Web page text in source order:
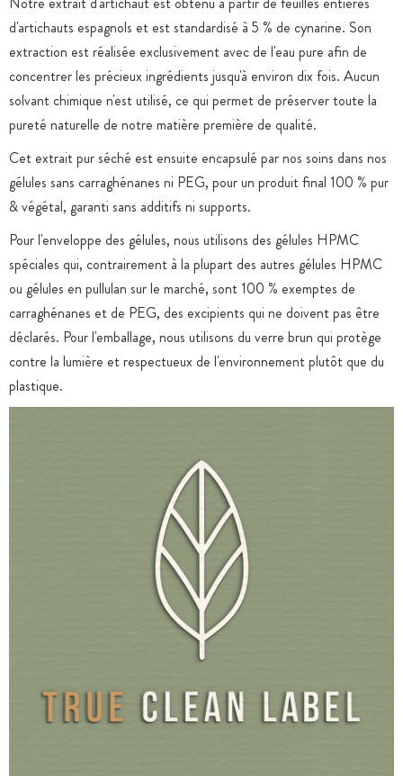
d'artichauts espagnols et est standardisé à 5 % de cynarine. Son
extraction est réalisée exclusivement avec de l'eau pure afin de
concentrer les précieux ingrédients jusqu'à environ dix fois. Aucun
solvant chimique n'est utilisé, ce qui permet de préserver toute la
pureté naturelle de notre matière première de qualité.
Cet extrait pur séché est ensuite encapsulé par nos soins dans nos
gélules sans carraghénanes ni PEG, pour un produit final 100 % pur
& végétal, garanti sans additifs ni supports.
Pour l'enveloppe des gélules, nous utilisons des gélules HPMC
spéciales qui, contrairement à la plupart des autres gélules HPMC
ou gélules en pullulan sur le marché, sont 100 % exemptes de
carraghénanes et de PEG, des excipients qui ne doivent pas être
déclarés. Pour l'emballage, nous utilisons du verre brun qui protège
contre la lumière et respectueux de l'environnement plutôt que du
plastique.